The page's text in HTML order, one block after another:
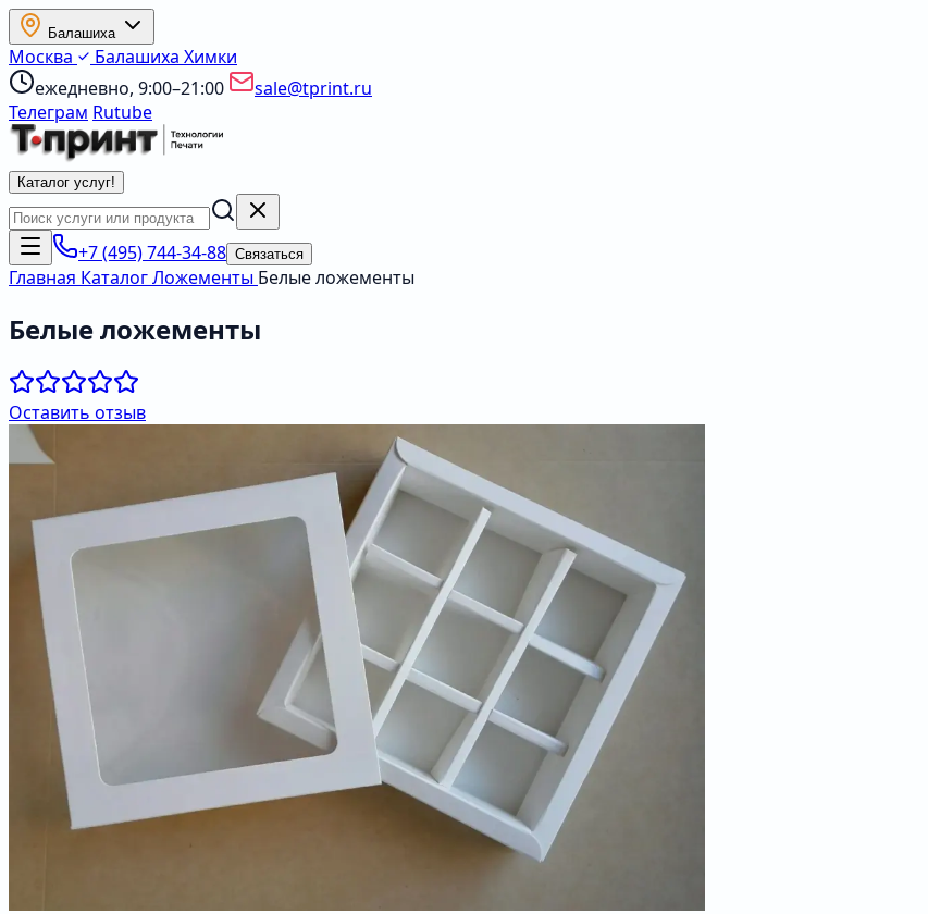
Балашиха
Москва Балашиха Химки
ежедневно, 9:00–21:00
sale@tprint.ru
Телеграм Rutube
Каталог услуг!
+7 (495) 744-34-88 Связаться
Главная КаталогЛожементы Белые ложементы
Белые ложементы
Оставить отзыв